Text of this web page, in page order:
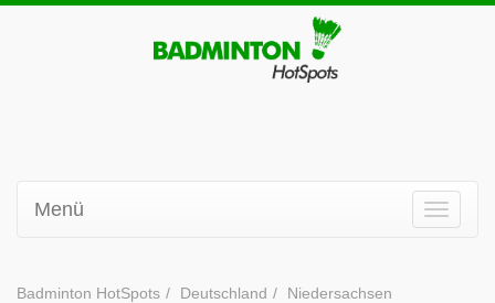
Menü
Badminton HotSpots Deutschland
Niedersachsen